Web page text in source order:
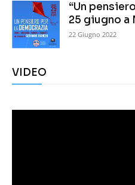
“Un
25 giugno a
22 Giugno 2022
VIDEO